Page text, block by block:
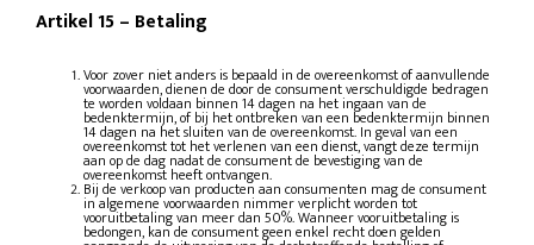
Artikel 15 – Betaling
Voor zover niet anders is bepaald in de overeenkomst of aanvullende
voorwaarden, dienen de door de consument verschuldigde bedragen
te worden voldaan binnen 14 dagen na het ingaan van de
bedenktermijn, of bij het ontbreken van een bedenktermijn binnen
14 dagen na het sluiten van de overeenkomst. In geval van een
overeenkomst tot het verlenen van een dienst, vangt deze termijn
aan op de dag nadat de consument de bevestiging van de
overeenkomst heeft ontvangen.
Bij de verkoop van producten aan consumenten mag de consument
in algemene voorwaarden nimmer verplicht worden tot
vooruitbetaling van meer dan 50%. Wanneer vooruitbetaling is
bedongen, kan de consument geen enkel recht doen gelden